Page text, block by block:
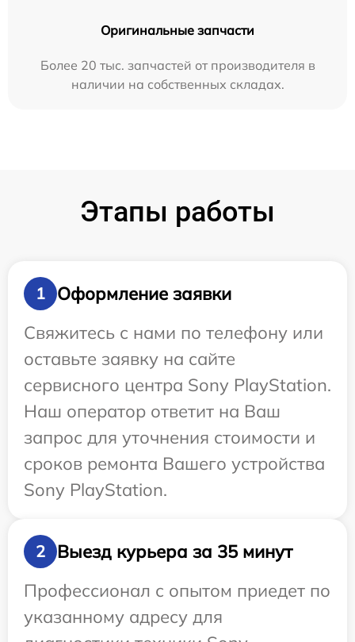
Оригинальные запчасти
Более 20 тыс. запчастей от производителя в
наличии на собственных складах.
Этапы работы
1
Оформление заявки
Свяжитесь с нами по телефону или
оставьте заявку на сайте
сервисного центра Sony PlayStation.
Наш оператор ответит на Ваш
запрос для уточнения стоимости и
сроков ремонта Вашего устройства
Sony PlayStation.
2
Выезд курьера за 35 минут
Профессионал с опытом приедет по
указанному адресу для